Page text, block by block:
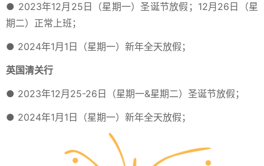
● 2023年12月25日（星期一）圣诞节放假；12月26日（星
期二）正常上班；
● 2024年1月1日（星期一）新年全天放假；
英国清关行
● 2023年12月25-26日（星期一&星期二）圣诞节放假；
● 2024年1月1日（星期一）新年全天放假；